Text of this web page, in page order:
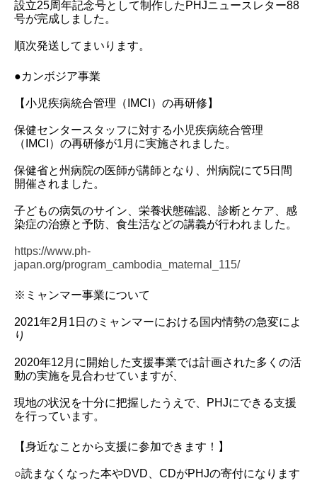
設立25周年記念号として制作したPHJニュースレター88
号が完成しました。
順次発送してまいります。
●カンボジア事業
【小児疾病統合管理（IMCI）の再研修】
保健センタースタッフに対する小児疾病統合管理
（IMCI）の再研修が1月に実施されました。
保健省と州病院の医師が講師となり、州病院にて5日間
開催されました。
子どもの病気のサイン、栄養状態確認、診断とケア、感
染症の治療と予防、食生活などの講義が行われました。
https://www.ph-
japan.org/program_cambodia_maternal_115/
※ミャンマー事業について
2021年2月1日のミャンマーにおける国内情勢の急変によ
り
2020年12月に開始した支援事業では計画された多くの活
動の実施を見合わせていますが、
現地の状況を十分に把握したうえで、PHJにできる支援
を行っています。
【身近なことから支援に参加できます！】
○読まなくなった本やDVD、CDがPHJの寄付になります